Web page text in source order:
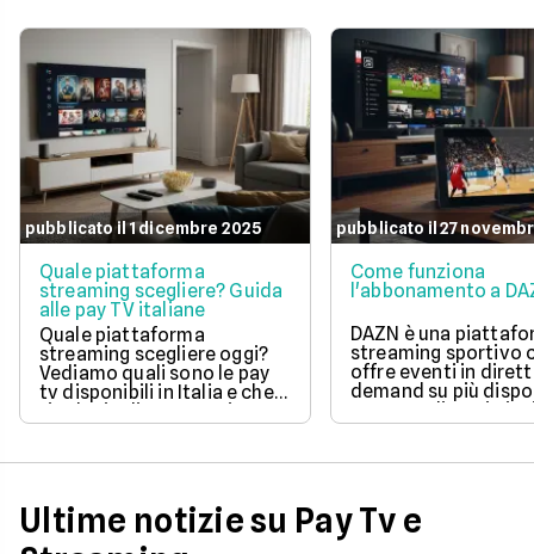
pubblicato il 1 dicembre 2025
Quale piattaforma
streaming scegliere? Guida
alle pay TV italiane
Quale piattaforma
streaming scegliere oggi?
Vediamo quali sono le pay
tv disponibili in Italia e che
tipologia di contenuti
offrono.
pubblicato il 27
Come funziona
l'abbonamento a
DAZN è una
streaming sportivo
offre eventi in
demand su più
Propone diversi
abbonamento, dai
Free fino all’offerta
possibile disdire,
pausa o gestire
Ultime notizie su Pay Tv e